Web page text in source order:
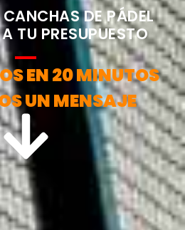
DE PÁDEL
TU PRESUPUESTO
EN 20 MINUTOS
UN MENSAJE